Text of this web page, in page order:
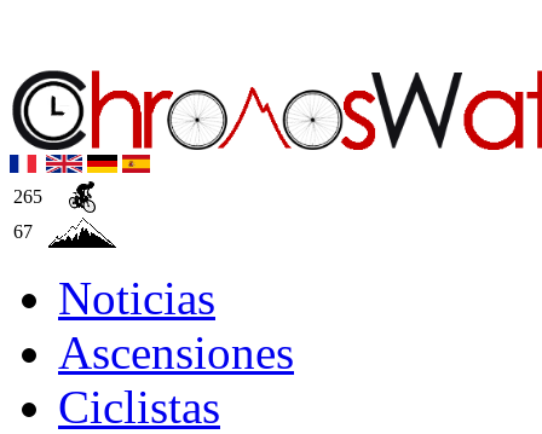
265
67
Noticias
Ascensiones
Ciclistas